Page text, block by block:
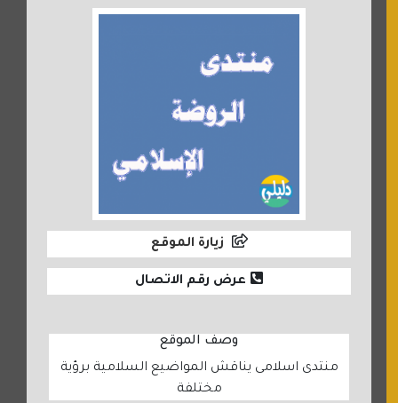
زيارة الموقع
عرض رقم الاتصال
وصف الموقع
منتدى اسلامى يناقش المواضيع السلامية برؤية
مختلفة